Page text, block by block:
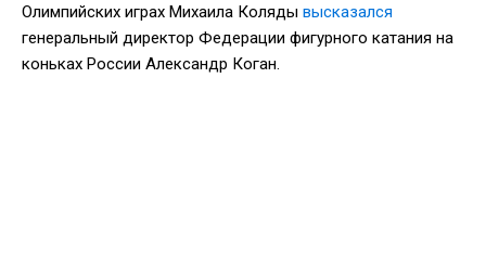
Олимпийских играх Михаила Коляды высказался
генеральный директор Федерации фигурного катания на
коньках России Александр Коган.